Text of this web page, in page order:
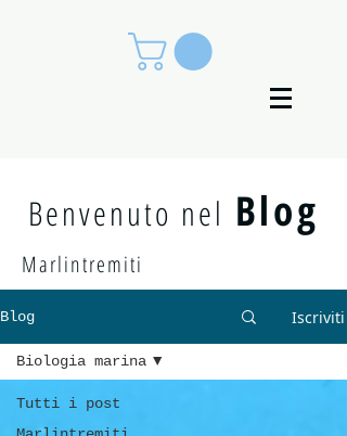
Benvenuto nel Blog
Marlintremiti
Blog Iscriviti
Tutti i post
Biologia marina